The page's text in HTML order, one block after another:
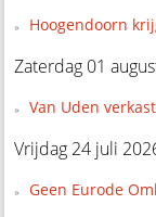
Hoogendoorn
Zaterdag 01
Van Uden
Vrijdag 24 juli
Geen Eurode